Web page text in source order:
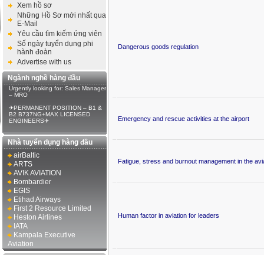
Xem hồ sơ
Những Hồ Sơ mới nhất qua
E-Mail
Yêu cầu tìm kiếm ứng viên
Số ngày tuyển dụng phi
hành đoàn
Advertise with us
Ngành nghề hàng đầu
Urgently looking for: Sales Manager
– MRO
✈PERMANENT POSITION – B1 &
B2 B737NG+MAX LICENSED
ENGINEERS✈
Nhà tuyển dụng hàng đầu
airBaltic
ARTS
AVIK AVIATION
Bombardier
EGIS
Etihad Airways
First 2 Resource Limited
Heston Airlines
IATA
Kampala Executive
Aviation
Dangerous goods regulation
Emergency and rescue activities at the airport
Fatigue, stress and burnout management in the
Human factor in aviation for leaders